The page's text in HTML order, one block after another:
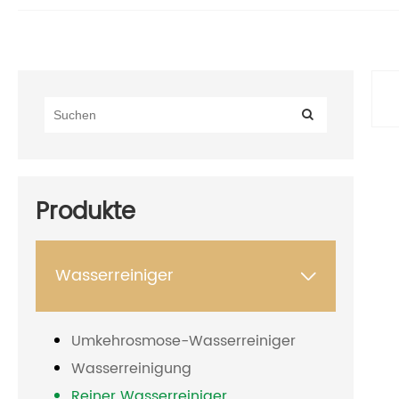
Produkte
Wasserreiniger 
Umkehrosmose-Wasserreiniger
Wasserreinigung